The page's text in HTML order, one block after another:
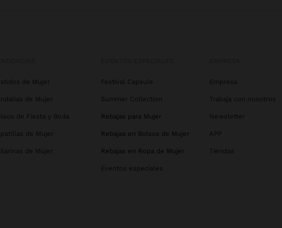
de Mujer
de Mujer
de Fiesta y Boda
de Mujer
de Mujer
Festival Capsule
Summer Collection
Rebajas para Mujer
Rebajas en Bolsos de Mujer
Rebajas en Ropa de Mujer
Eventos especiales
Empresa
Trabaja con nosotros
Newsletter
APP
Tiendas